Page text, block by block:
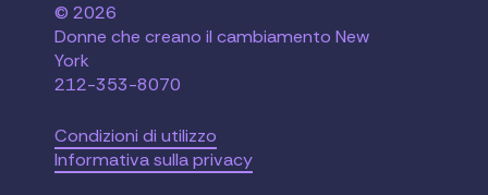
© 2026
Donne che creano il cambiamento New
York
212-353-8070
Condizioni di utilizzo
Informativa sulla privacy